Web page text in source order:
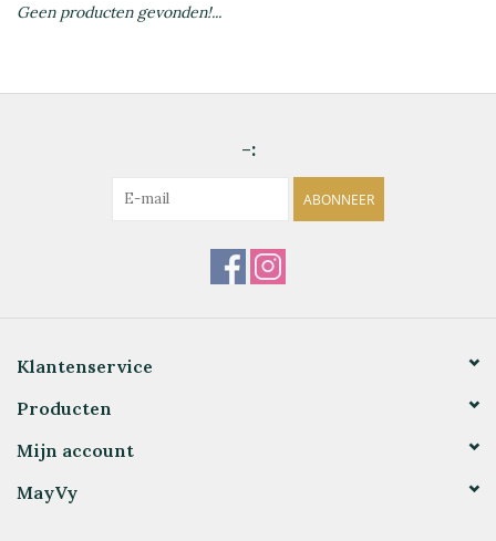
Geen producten gevonden!...
-:
ABONNEER
Klantenservice
Producten
Mijn account
MayVy